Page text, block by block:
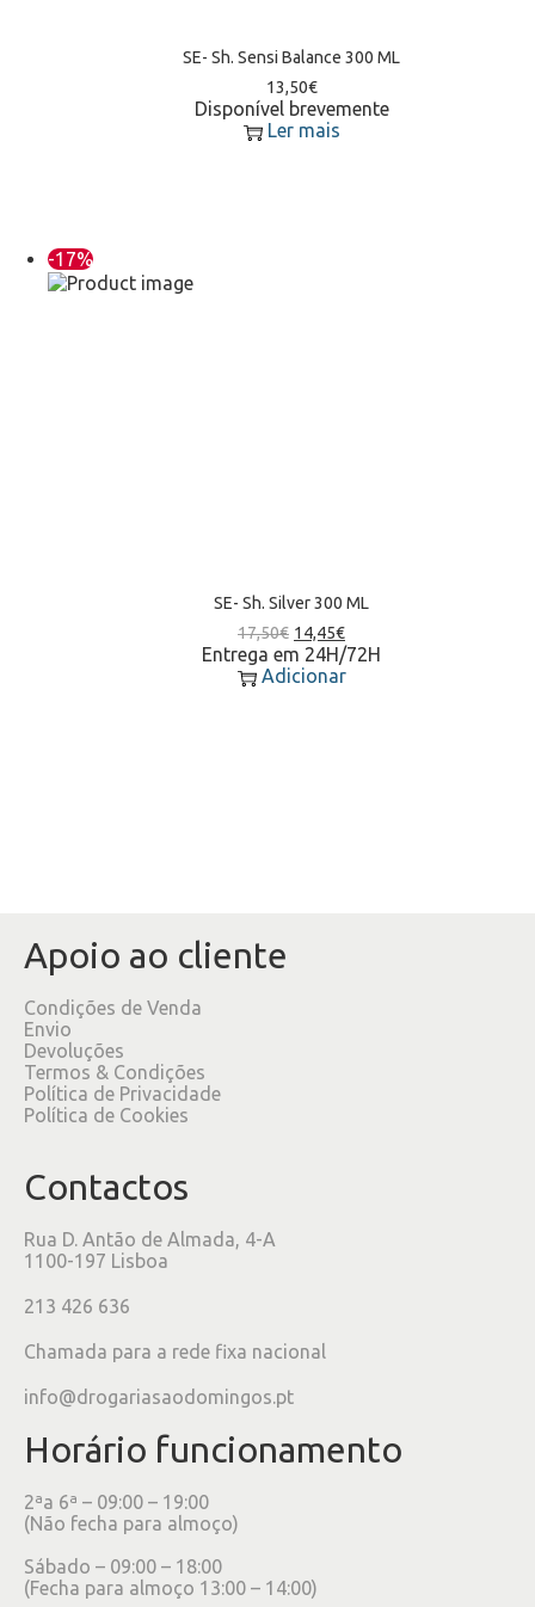
SE- Sh. Sensi Balance 300 ML
13,50€
Disponível brevemente
Ler mais
-17%
SE- Sh. Silver 300 ML
17,50€ 14,45€
Entrega em 24H/72H
Adicionar
Apoio ao cliente
Condições de Venda
Envio
Devoluções
Termos & Condições
Política de Privacidade
Política de Cookies
Contactos
Rua D. Antão de Almada, 4-A
1100-197 Lisboa
213 426 636
Chamada para a rede fixa nacional
info@drogariasaodomingos.pt
Horário funcionamento
2ªa 6ª – 09:00 – 19:00
(Não fecha para almoço)
Sábado – 09:00 – 18:00
(Fecha para almoço 13:00 – 14:00)